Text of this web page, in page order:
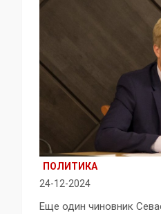
ПОЛИТИКА
24-12-2024
Еще один чиновник